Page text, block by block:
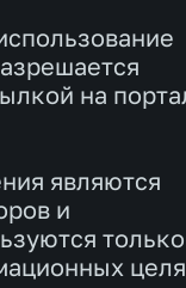
на
являются
и